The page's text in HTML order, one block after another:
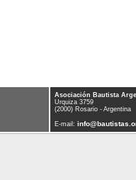
Asociación Bautista
Urquiza 3759
(2000) Rosario - Argentina
E-mail: